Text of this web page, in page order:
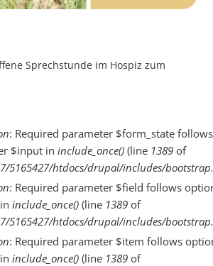
Sprechstunde im Hospiz zum
: Required parameter $form_state follows
$input in include_once()(line 1389of
5165427/htdocs/drupal/includes/
: Required parameter $field follows
include_once()(line 1389of
5165427/htdocs/drupal/includes/
: Required parameter $item follows
include_once()(line 1389of